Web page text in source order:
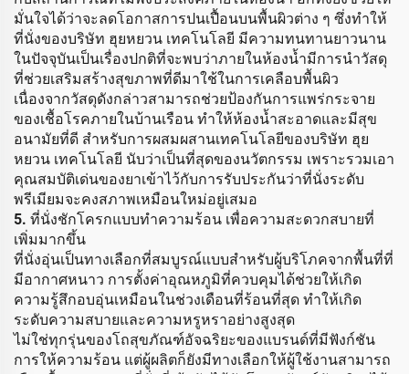
มั่นใจได้ว่าจะลดโอกาสการปนเปื้อนบนพื้นผิวต่าง ๆ ซึ่งทำให้
ที่นั่งของบริษัท ฮุยหยวน เทคโนโลยี มีความทนทานยาวนาน
ในปัจจุบันเป็นเรื่องปกติที่จะพบว่าภายในห้องน้ำมีการนำวัสดุ
ที่ช่วยเสริมสร้างสุขภาพที่ดีมาใช้ในการเคลือบพื้นผิว
เนื่องจากวัสดุดังกล่าวสามารถช่วยป้องกันการแพร่กระจาย
ของเชื้อโรคภายในบ้านเรือน ทำให้ห้องน้ำสะอาดและมีสุข
อนามัยที่ดี สำหรับการผสมผสานเทคโนโลยีของบริษัท ฮุย
หยวน เทคโนโลยี นับว่าเป็นที่สุดของนวัตกรรม เพราะรวมเอา
คุณสมบัติเด่นของยาเข้าไว้กับการรับประกันว่าที่นั่งระดับ
พรีเมียมจะคงสภาพเหมือนใหม่อยู่เสมอ
5. ที่นั่งชักโครกแบบทำความร้อน เพื่อความสะดวกสบายที่
เพิ่มมากขึ้น
ที่นั่งอุ่นเป็นทางเลือกที่สมบูรณ์แบบสำหรับผู้บริโภคจากพื้นที่ที่
มีอากาศหนาว การตั้งค่าอุณหภูมิที่ควบคุมได้ช่วยให้เกิด
ความรู้สึกอบอุ่นเหมือนในช่วงเดือนที่ร้อนที่สุด ทำให้เกิด
ระดับความสบายและความหรูหราอย่างสูงสุด
ไม่ใช่ทุกรุ่นของโถสุขภัณฑ์อัจฉริยะของแบรนด์ที่มีฟังก์ชัน
การให้ความร้อน แต่ผู้ผลิตก็ยังมีทางเลือกให้ผู้ใช้งานสามารถ